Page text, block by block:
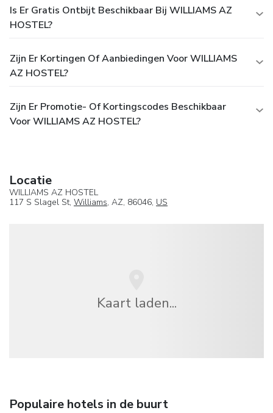
Is Er Gratis Ontbijt Beschikbaar Bij WILLIAMS AZ
HOSTEL?
Zijn Er Kortingen Of Aanbiedingen Voor WILLIAMS
AZ HOSTEL?
Zijn Er Promotie- Of Kortingscodes Beschikbaar
Voor WILLIAMS AZ HOSTEL?
Locatie
WILLIAMS AZ HOSTEL
117 S Slagel St, Williams, AZ, 86046, US
Kaart laden...
Populaire hotels in de buurt